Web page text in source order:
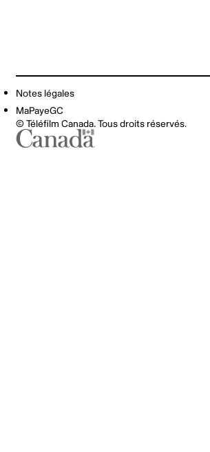
Notes légales
MaPayeGC
© Téléfilm Canada. Tous droits réservés.